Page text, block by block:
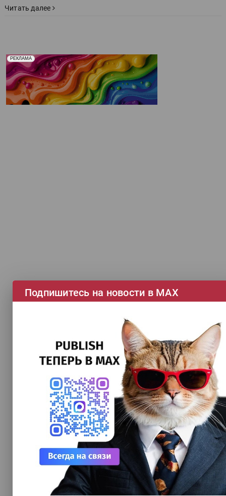
Читать далее
РЕКЛАМА
Реклама. Рекламодатель ООО "Передовые Системы
Печати" erid: 2SDnjd2d4Qz
НОВЫЙ НОМЕР
Подпишитесь на новости в МАХ